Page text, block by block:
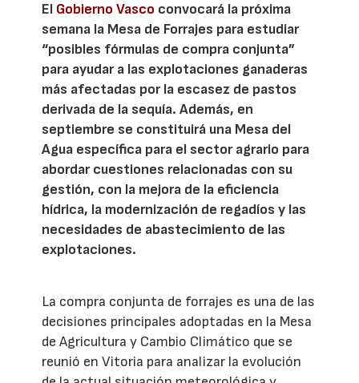
El Gobierno Vasco convocará la próxima
semana la Mesa de Forrajes para estudiar
“posibles fórmulas de compra conjunta”
para ayudar a las explotaciones ganaderas
más afectadas por la escasez de pastos
derivada de la sequía. Además, en
septiembre se constituirá una Mesa del
Agua específica para el sector agrario para
abordar cuestiones relacionadas con su
gestión, con la mejora de la eficiencia
hídrica, la modernización de regadíos y las
necesidades de abastecimiento de las
explotaciones.
La compra conjunta de forrajes es una de las
decisiones principales adoptadas en la Mesa
de Agricultura y Cambio Climático que se
reunió en Vitoria para analizar la evolución